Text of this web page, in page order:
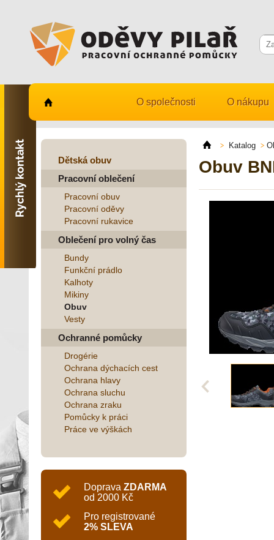
O společnosti O nákupu
Dětská obuv
Pracovní oblečení
Pracovní obuv
Pracovní oděvy
Pracovní rukavice
Oblečení pro volný čas
Bundy
Funkční prádlo
Kalhoty
Mikiny
Obuv
Vesty
Ochranné pomůcky
Drogérie
Ochrana dýchacích cest
Ochrana hlavy
Ochrana sluchu
Ochrana zraku
Pomůcky k práci
Práce ve výškách
Doprava ZDARMA
od 2000 Kč
Pro registrované
2% SLEVA
Katalog
Obuv
Kontaktujte nás
731 482 530
info@odevy-pilar.cz
Provozovna:
Hradec Králové
Provozovna:
Hradec Králové